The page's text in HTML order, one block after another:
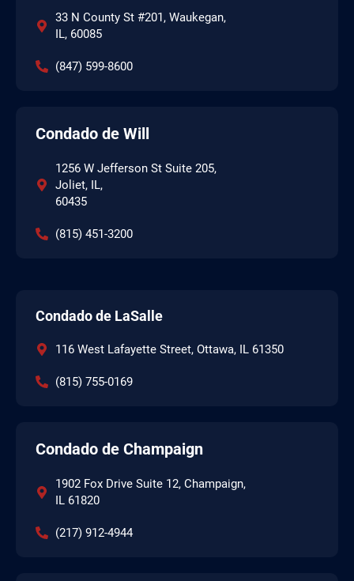
33 N County St #201, Waukegan,
IL, 60085
(847) 599-8600
Condado de Will
1256 W Jefferson St Suite 205,
Joliet, IL,
60435
(815) 451-3200
Condado de LaSalle
116 West Lafayette Street, Ottawa, IL 61350
(815) 755-0169
Condado de Champaign
1902 Fox Drive Suite 12, Champaign,
IL 61820
(217) 912-4944